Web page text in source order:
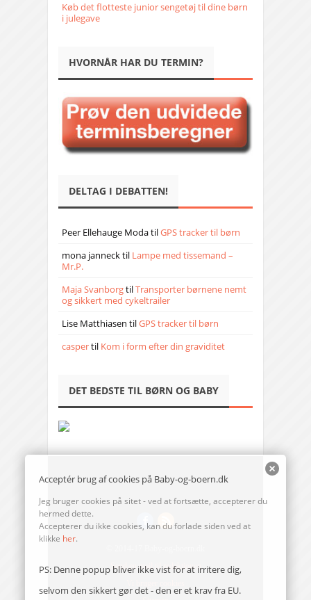
Køb det flotteste junior sengetøj til dine børn
i julegave
HVORNÅR HAR DU TERMIN?
DELTAG I DEBATTEN!
Peer Ellehauge ModatilGPS tracker til børn
mona jannecktil Lampe med tissemand –
Mr.P.
Maja SvanborgtilTransporter børnene nemt
og sikkert med cykeltrailer
Lise Matthiasen tilGPS tracker til børn
caspertil Kom i form efter din graviditet
DET BEDSTE TIL BØRN OG BABY
Send en mail til redaktionen
Acceptér brug af cookies på Baby-og-boern.dk
Jeg bruger cookies på sitet - ved at fortsætte, accepterer du
hermed dette.
Accepterer du ikke cookies, kan du forlade siden ved at
klikke her.
PS: Denne popup bliver ikke vist for at irritere dig,
selvom den sikkert gør det - den er et krav fra EU.